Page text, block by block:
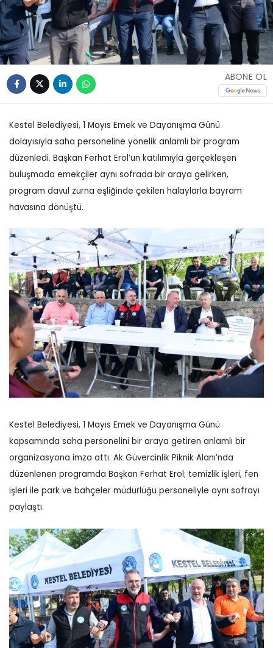
ABONE OL
Kestel Belediyesi, 1 Mayıs Emek ve Dayanışma Günü
dolayısıyla saha personeline yönelik anlamlı bir program
düzenledi. Başkan Ferhat Erol’un katılımıyla gerçekleşen
buluşmada emekçiler aynı sofrada bir araya gelirken,
program davul zurna eşliğinde çekilen halaylarla bayram
havasına dönüştü.
Kestel Belediyesi, 1 Mayıs Emek ve Dayanışma Günü
kapsamında saha personelini bir araya getiren anlamlı bir
organizasyona imza attı. Ak Güvercinlik Piknik Alanı’nda
düzenlenen programda Başkan Ferhat Erol; temizlik işleri, fen
işleri ile park ve bahçeler müdürlüğü personeliyle aynı sofrayı
paylaştı.